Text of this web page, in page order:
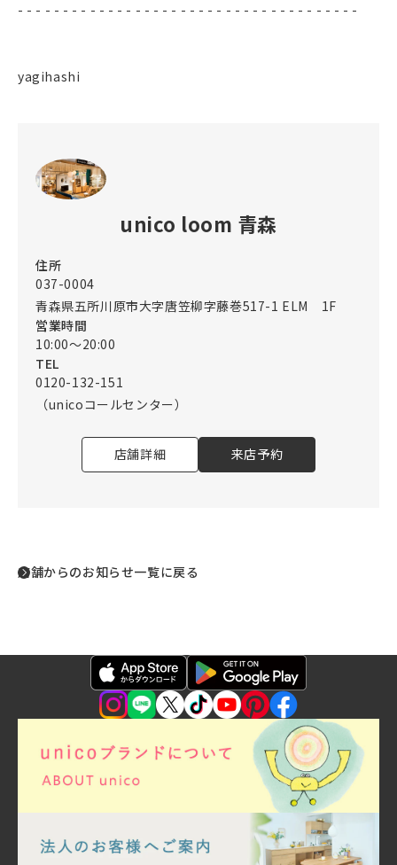
- - - - - - - - - - - - - - - - - - - - - - - - - - - - - - - - - - - - - -
yagihashi
unico loom 青森
住所
037-0004
青森県五所川原市大字唐笠柳字藤巻517-1 ELM 1F
営業時間
10:00～20:00
TEL
0120-132-151
（unicoコールセンター）
店舗詳細 来店予約
店舗からのお知らせ一覧に戻る